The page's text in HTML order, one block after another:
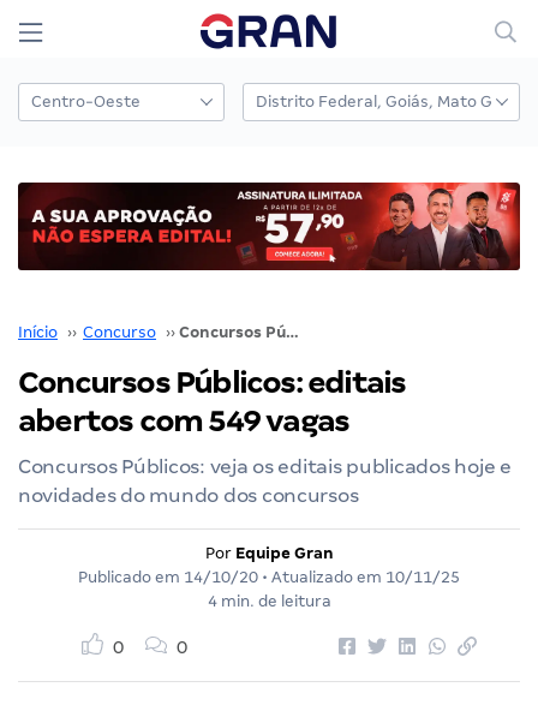
Início ›› Concurso ›› Concursos Públicos: editais abertos com 549 vagas
Concursos Públicos: editais
abertos com 549 vagas
Concursos Públicos: veja os editais publicados hoje e
novidades do mundo dos concursos
Por Equipe Gran
Publicado em 14/10/20 • Atualizado em 10/11/25
4 min. de leitura
0 0